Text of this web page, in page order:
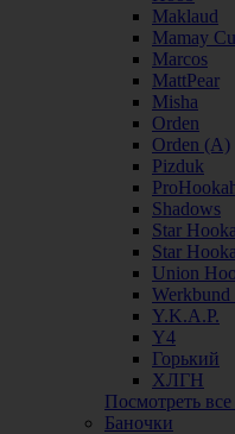
Maklaud
Mamay
Marcos
MattPear
Misha
Orden
Orden (А)
Pizduk
Shadows
Star
Star
Union
Y.K.A.P.
Y4
Горький
ХЛГН
Посмотреть
Баночки